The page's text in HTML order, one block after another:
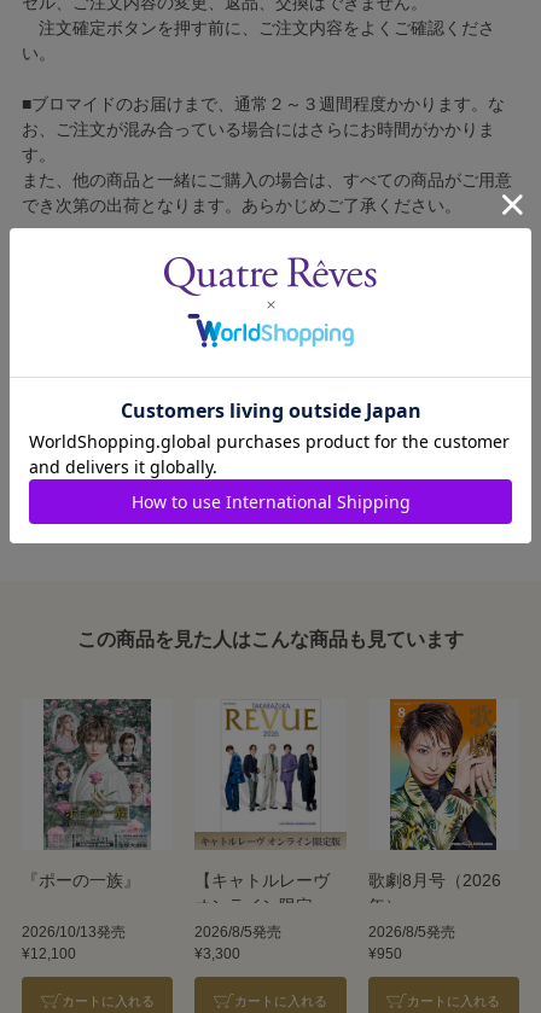
注文確定ボタンを押す前に、ご注文内容をよくご確認くださ
い。
■ブロマイドのお届けまで、通常２～３週間程度かかります。な
お、ご注文が混み合っている場合にはさらにお時間がかかりま
す。
また、他の商品と一緒にご購入の場合は、すべての商品がご用意
でき次第の出荷となります。あらかじめご了承ください。
■コンビニ決済をご利用の場合はご入金確認後の製造となりま
■ブロマイドの個包装はしておりません。
■ブロマイドに不良がございましたら、良品と交換いたしますの
で、お手数ですが弊社カスタマーセンターへご連絡ください。
1311013-016
この商品を見た人はこんな商品も見ています
『ポーの一族』
2026/10/13発売
¥12,100
カートに入れる
【キャトルレーヴ
オンライン限定
版】TAKARAZUKA
REVUE 2026
2026/8/5発売
¥3,300
カートに入れる
歌劇8月号（2026
年）
2026/8/5発売
¥950
カートに入れる